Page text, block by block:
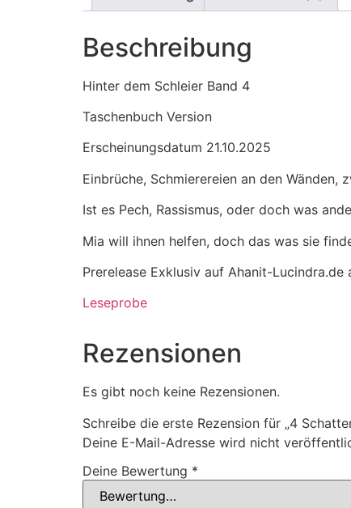
Beschreibung
Hinter dem Schleier Band 4
Taschenbuch Version
Erscheinungsdatum 21.10.2025
Einbrüche, Schmierereien an den
Ist es Pech, Rassismus, oder doch was
Mia will ihnen helfen, doch das was sie
Prerelease Exklusiv auf Ahanit-Lucindra.de
Leseprobe
Rezensionen
Es gibt noch keine Rezensionen.
Schreibe die erste Rezension für „4
Deine E-Mail-Adresse wird nicht
Deine Bewertung *